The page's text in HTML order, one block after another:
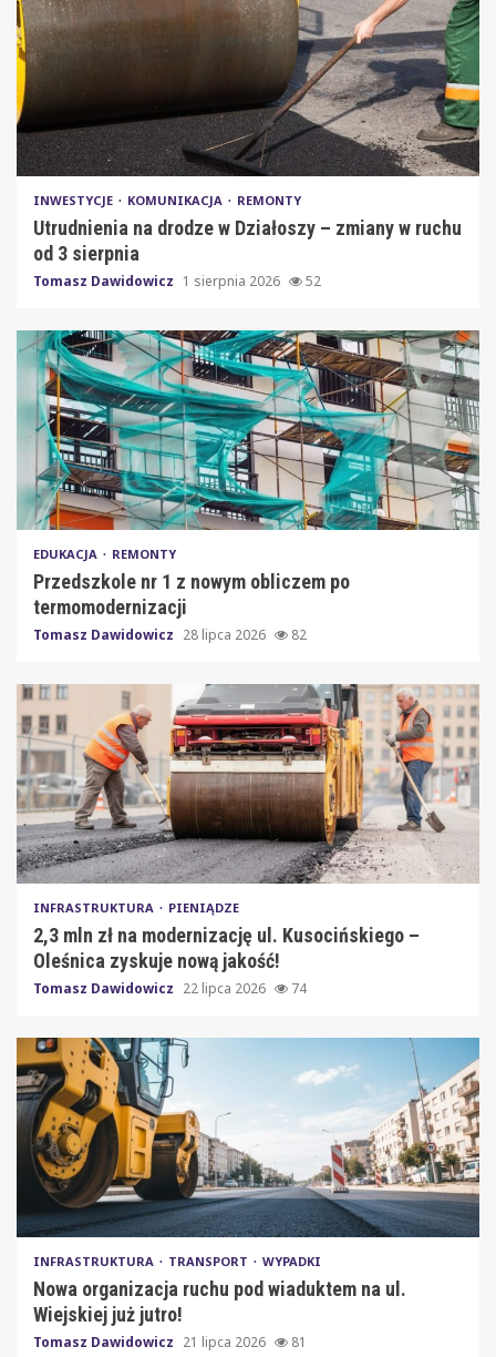
INWESTYCJE KOMUNIKACJA REMONTY
Utrudnienia na drodze w Działoszy – zmiany w ruchu
od 3 sierpnia
Tomasz Dawidowicz 1 sierpnia 2026 52
EDUKACJA REMONTY
Przedszkole nr 1 z nowym obliczem po
termomodernizacji
Tomasz Dawidowicz 28 lipca 2026 82
INFRASTRUKTURA PIENIĄDZE
2,3 mln zł na modernizację ul. Kusocińskiego –
Oleśnica zyskuje nową jakość!
Tomasz Dawidowicz 22 lipca 2026 74
INFRASTRUKTURA TRANSPORT WYPADKI
Nowa organizacja ruchu pod wiaduktem na ul.
Wiejskiej już jutro!
Tomasz Dawidowicz 21 lipca 2026 81